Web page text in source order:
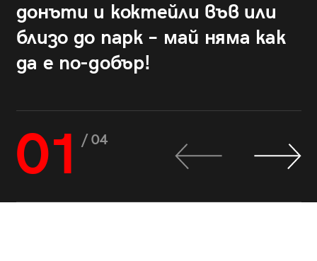
донъти и коктейли във или
близо до парк – май няма как
да е по-добър!
01 / 04